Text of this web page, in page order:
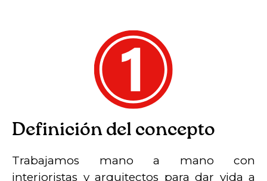
Definición del concepto
Trabajamos mano a mano con
interioristas y arquitectos para dar vida a